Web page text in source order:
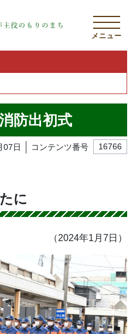
メニュー
防出初式
07日 コンテンツ番号 16766
に
（2024年1月7日）